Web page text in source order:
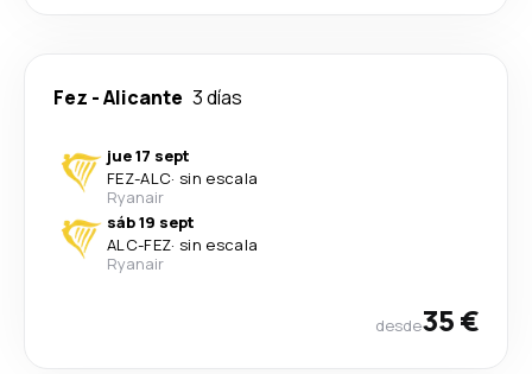
Fez -Alicante 3 días
jue 17 sept
FEZ-ALC· sin escala
Ryanair
sáb 19 sept
ALC-FEZ· sin escala
Ryanair
desde35 €